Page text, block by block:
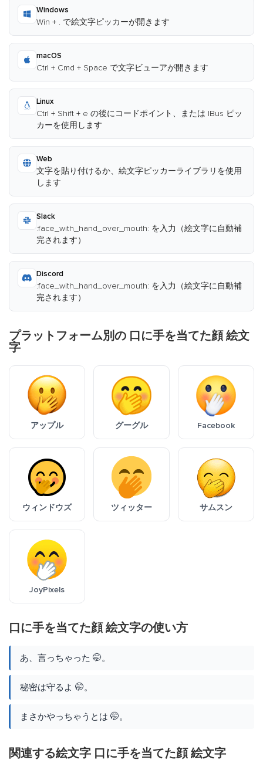
Windows
Win + . で絵文字ピッカーが開きます
macOS
Ctrl + Cmd + Space で文字ビューアが開きます
Linux
Ctrl + Shift + e の後にコードポイント、または IBus ピッ
カーを使用します
Web
文字を貼り付けるか、絵文字ピッカーライブラリを使用
します
Slack
:face_with_hand_over_mouth: を入力（絵文字に自動補
完されます）
Discord
:face_with_hand_over_mouth: を入力（絵文字に自動補
完されます）
プラットフォーム別の 口に手を当てた顔 絵文
字
アップル グーグル Facebook
ウィンドウズ ツィッター サムスン
JoyPixels
口に手を当てた顔 絵文字の使い方
あ、言っちゃった 🤭。
秘密は守るよ 🤭。
まさかやっちゃうとは 🤭。
関連する絵文字 口に手を当てた顔 絵文字